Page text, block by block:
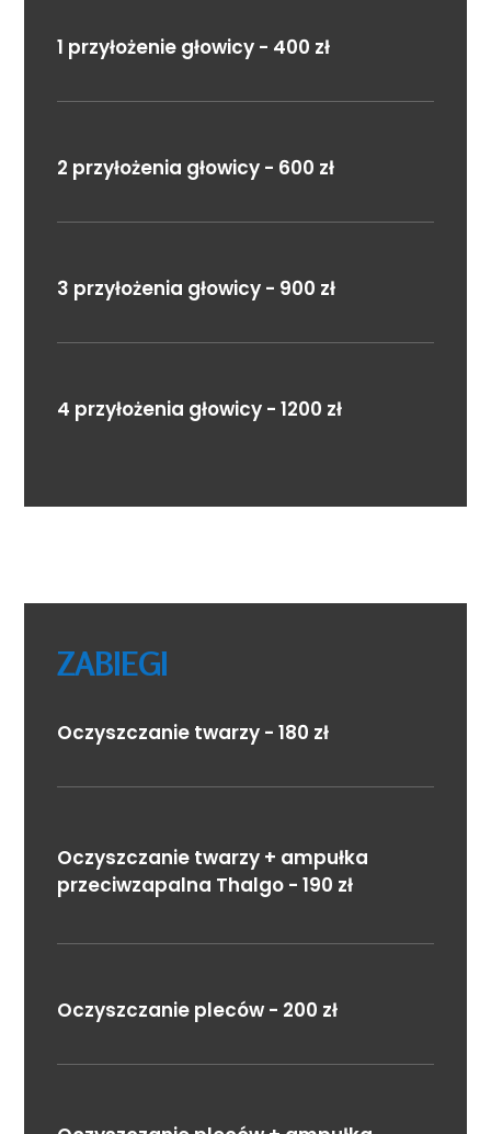
1 przyłożenie głowicy - 400 zł
2 przyłożenia głowicy - 600 zł
3 przyłożenia głowicy - 900 zł
4 przyłożenia głowicy - 1200 zł
ZABIEGI
Oczyszczanie twarzy - 180 zł
Oczyszczanie twarzy + ampułka
przeciwzapalna Thalgo - 190 zł
Oczyszczanie pleców - 200 zł